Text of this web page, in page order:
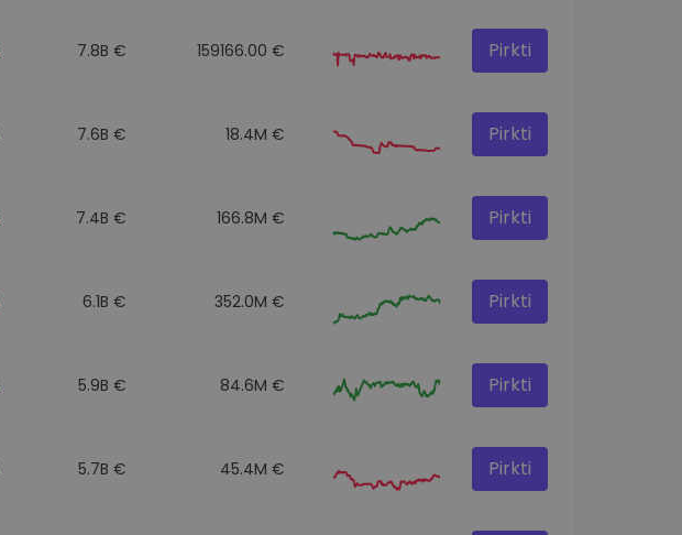
7.8B € 159166.00 € Pirkti
7.6B € 18.4M € Pirkti
7.4B € 166.8M € Pirkti
6.1B € 352.0M € Pirkti
5.9B € 84.6M € Pirkti
5.7B € 45.4M € Pirkti